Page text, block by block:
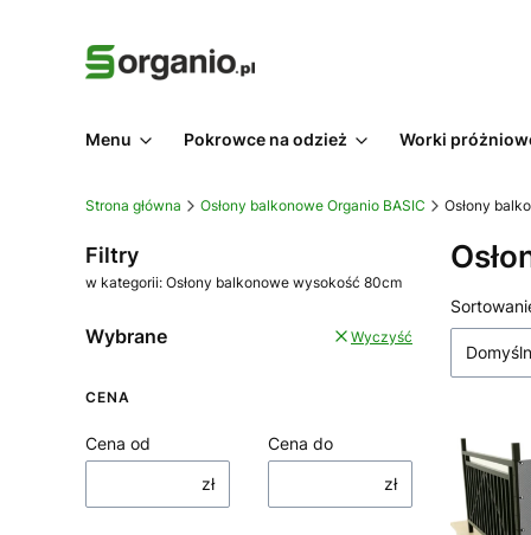
Menu Pokrowce na odzież Worki
Strona główna Osłony balkonowe Organio BASIC Osłony
Filtry
w kategorii: Osłony balkonowe wysokość 80cm
Wybrane Wyczyść
CENA
Cena od
zł
Cena do
zł
Lista